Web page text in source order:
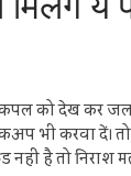
को देख कर
भी करवा
है तो निराश